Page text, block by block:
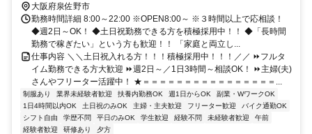
大阪府泉佐野市
勤務時間詳細 8:00～22:00 ※OPEN8:00～ ※３時間以上で応相談！
◆週2日～OK！ ◆土日祝勤務できる方を積極採用中！！ ◆「長時間
勤務で稼ぎたい」という方も歓迎！！ 「家庭と両立し...
仕事内容 ＼＼土日祝入れる方！！！積極採用中！！！／／ ⏩フルタ
イム勤務できる方大歓迎 ⏩週2日～／1日3時間～相談OK！ ⏩主婦(夫)
さんやフリーター活躍中！ ★＝＝＝＝＝＝＝＝＝＝＝＝＝＝＝＝...
制服あり 業界未経験者歓迎 扶養内勤務OK 週1日からOK
副業・WワークOK
1日4時間以内OK
土日祝のみOK 主婦・主夫歓迎 フリーター歓迎
バイク通勤OK
シフト自由
学歴不問 平日のみOK 学生歓迎 経験不問 未経験者歓迎
午前
経験者歓迎
研修あり 夕方